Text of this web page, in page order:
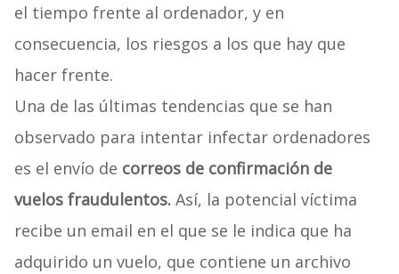
el tiempo frente al ordenador, y en
consecuencia, los riesgos a los que hay que
hacer frente.
Una de las últimas tendencias que se han
observado para intentar infectar ordenadores
es el envío de correos de confirmación de
vuelos fraudulentos.Así, la potencial víctima
recibe un email en el que se le indica que ha
adquirido un vuelo, que contiene un archivo